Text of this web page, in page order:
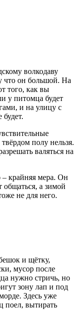
волкодаву
что он большой. На
того, как вы
у питомца будет
и на улицу с
полу нельзя.
валяться на
– крайняя мера. Он
общаться, а зимой
не для него.
и щётку,
мусор после
нужно стричь, но
зону лап и под
Здесь уже
поел, вытирать